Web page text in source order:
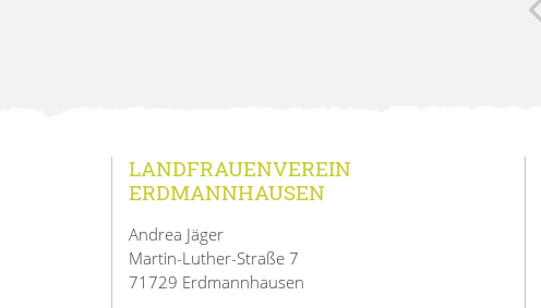
LANDFRAUENVEREIN
ERDMANNHAUSEN
Andrea Jäger
Martin-Luther-Straße 7
71729 Erdmannhausen